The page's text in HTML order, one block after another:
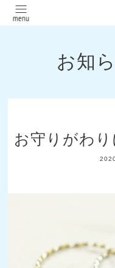
お知
お守りがわ